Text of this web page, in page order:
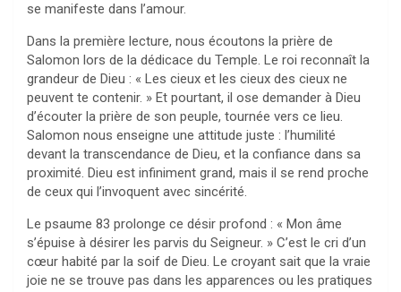
se manifeste dans l’amour.
Dans la première lecture, nous écoutons la prière de
Salomon lors de la dédicace du Temple. Le roi reconnaît la
grandeur de Dieu : « Les cieux et les cieux des cieux ne
peuvent te contenir. » Et pourtant, il ose demander à Dieu
d’écouter la prière de son peuple, tournée vers ce lieu.
Salomon nous enseigne une attitude juste : l’humilité
devant la transcendance de Dieu, et la confiance dans sa
proximité. Dieu est infiniment grand, mais il se rend proche
de ceux qui l’invoquent avec sincérité.
Le psaume 83 prolonge ce désir profond : « Mon âme
s’épuise à désirer les parvis du Seigneur. » C’est le cri d’un
cœur habité par la soif de Dieu. Le croyant sait que la vraie
joie ne se trouve pas dans les apparences ou les pratiques